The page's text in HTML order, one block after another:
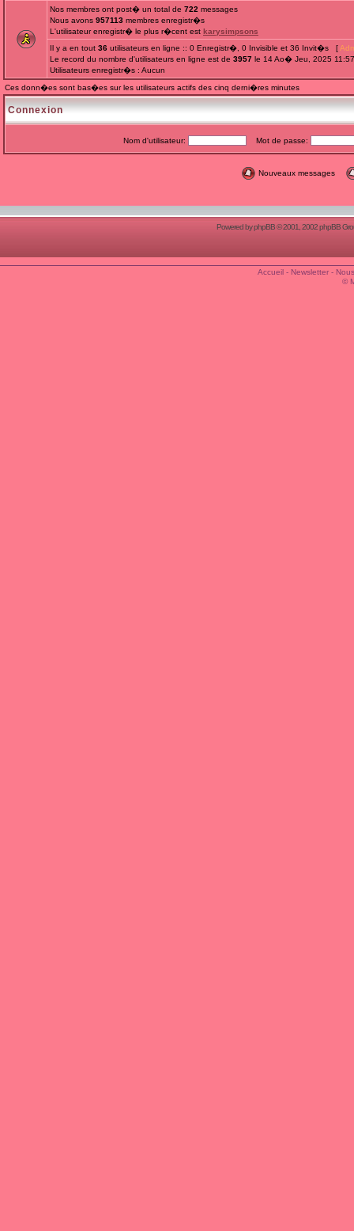
Nos membres ont post� un total de 722 messages
Nous avons 957113 membres enregistr�s
L'utilisateur enregistr� le plus r�cent est karysimpsons
Il y a en tout 36 utilisateurs en ligne :: 0 Enregistr�, 0 Invisible et 36 Invit�s [
Le record du nombre d'utilisateurs en ligne est de 3957 le 14 Ao� Jeu, 2025
Utilisateurs enregistr�s : Aucun
Ces donn�es sont bas�es sur les utilisateurs actifs des cinq derni�res minutes
Connexion
Nom d'utilisateur: Mot de passe:
Nouveaux messages
Powered byphpBB© 2001, 2002 phpBB
Accueil- Newsletter-
©